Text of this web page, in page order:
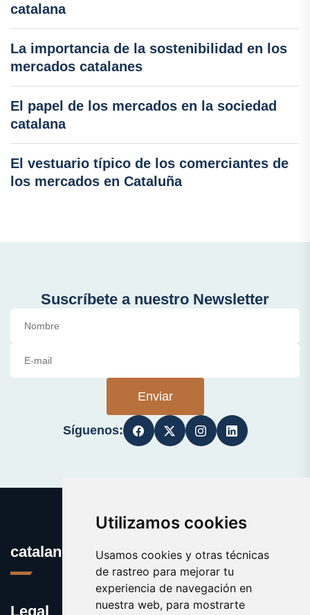
Utilizamos cookies
Usamos cookies y otras técnicas
de rastreo para mejorar tu
experiencia de navegación en
nuestra web, para mostrarte
catalana
La importancia de la sostenibilidad en los
mercados catalanes
El papel de los mercados en la sociedad
catalana
El vestuario típico de los comerciantes de
los mercados en Cataluña
Suscríbete a nuestro Newsletter
Enviar
Síguenos:
catalanes.org
Legal